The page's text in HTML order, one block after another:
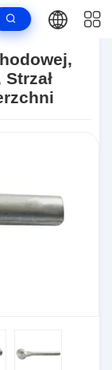
Obsługa